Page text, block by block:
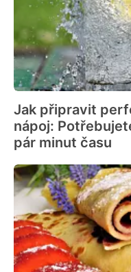
Jak připravit
nápoj:
pár minut času